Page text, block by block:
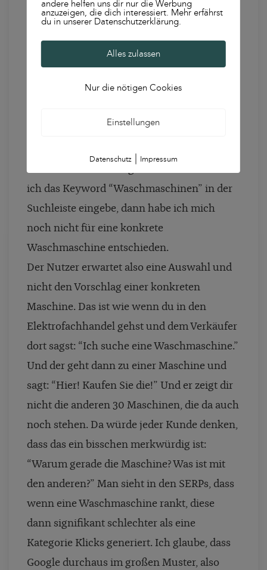
Waschmaschine einer konkreten Marke,
entsprechend angepriesen wird. Wenn ich
jetzt kein Fan von dieser Marke bin, dann
werde ich auch nicht den Treffer anklicken.
dem in der Description so etwas wie “180
ich das Keyword “Waschmaschinen” in der
Suchleiste eingebe, dann habe ich mich
noch nicht für eine konkrete
Waschmaschine entschieden.
Der Nutzer erwartet also eine Auswahl und
nicht den Vorschlag einer konkreten
Maschine. Das ist wie wenn du in den
Elektrofachhandel gehst und dem Verkäufer
dort sagst: “Ich suche eine Waschmaschine.”
Und der geht dann zu einer Maschine und
sagt: “Hier! Kaufen Sie die!” Und er zeigt dir
nicht die anderen 30 Maschinen, die da auch
noch stehen. Da würde jeder Kunde denken,
dass das ein bisschen merkwürdig ist:
“Warum gerade die Maschine? Was ist mit
den anderen?” Man sieht in den SERPs, dass
wenn eine Waschmaschine rankt, diese
dann signifikant schlechter als eine
Kategorie Klicks generiert. Ich glaube, dass
Google durchaus im großen Muster, also
andere helfen uns dir nur die Werbung
anzuzeigen, die dich interessiert. Mehr erfährst
du in unserer Datenschutzerklärung.
Alles zulassen
Nur die nötigen Cookies
Einstellungen
Datenschutz| Impressum